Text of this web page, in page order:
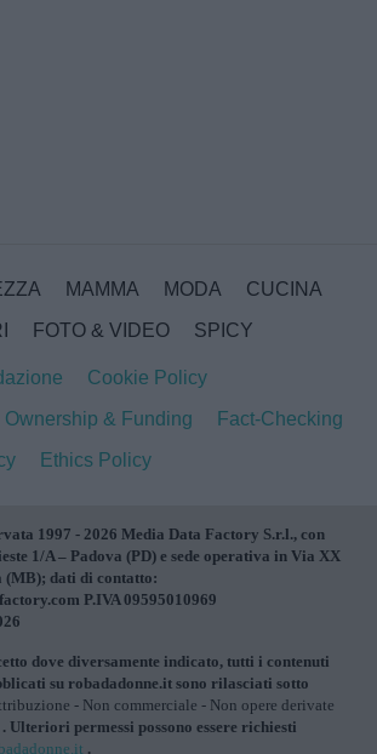
MAMMA MODA
CUCINA
FOTO & VIDEO SPICY
Cookie Policy
Ownership & Funding
Fact-Checking
Ethics Policy
1997 - 2026 Media Data Factory S.r.l., con
1/A – Padova (PD) e sede operativa in Via XX
(MB); dati di contatto:
P.IVA 09595010969
dove diversamente indicato, tutti i contenuti
su robadadonne.it sono rilasciati sotto
- Non commerciale - Non opere derivate
. Ulteriori permessi possono essere richiesti
.